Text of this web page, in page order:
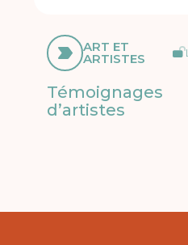
ART ET
ARTISTES
Témoignages
d’artistes